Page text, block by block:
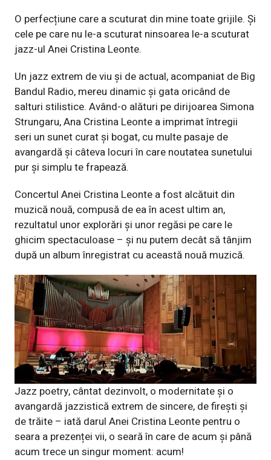
O perfecțiune care a scuturat din mine toate grijile. Și
cele pe care nu le-a scuturat ninsoarea le-a scuturat
jazz-ul Anei Cristina Leonte.
Un jazz extrem de viu și de actual, acompaniat de Big
Bandul Radio, mereu dinamic și gata oricând de
salturi stilistice. Având-o alături pe dirijoarea Simona
Strungaru, Ana Cristina Leonte a imprimat întregii
seri un sunet curat și bogat, cu multe pasaje de
avangardă și câteva locuri în care noutatea sunetului
pur și simplu te frapează.
Concertul Anei Cristina Leonte a fost alcătuit din
muzică nouă, compusă de ea în acest ultim an,
rezultatul unor explorări și unor regăsi pe care le
ghicim spectaculoase – și nu putem decât să tânjim
după un album înregistrat cu această nouă muzică.
Jazz poetry, cântat dezinvolt, o modernitate și o
avangardă jazzistică extrem de sincere, de firești și
de trăite – iată darul Anei Cristina Leonte pentru o
seara a prezenței vii, o seară în care de acum și până
acum trece un singur moment: acum!